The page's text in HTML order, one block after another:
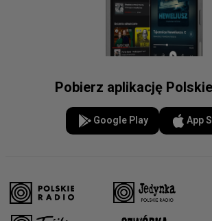
Pobierz aplikację
Google Play App